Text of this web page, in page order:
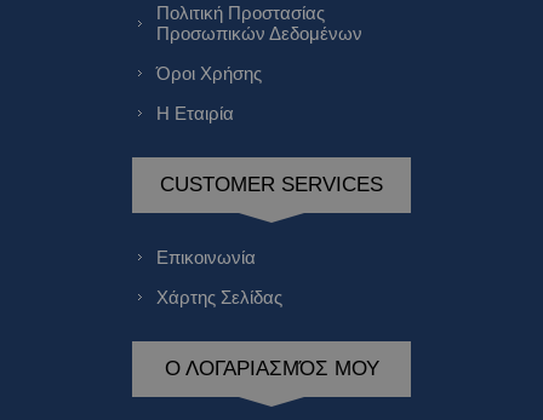
Πολιτική Προστασίας
Προσωπικών Δεδομένων
Όροι Χρήσης
Η Εταιρία
CUSTOMER SERVICES
Επικοινωνία
Χάρτης Σελίδας
Ο ΛΟΓΑΡΙΑΣΜΌΣ ΜΟΥ